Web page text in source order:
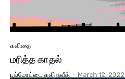
கவிதை
மரித்த காதல்
புல்மோட்டை கவி நவீத் - March 12, 2022